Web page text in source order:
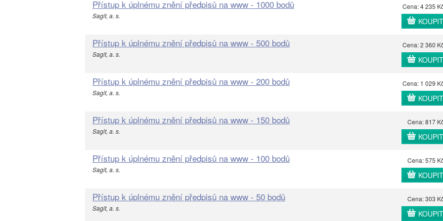
Přístup k úplnému znění předpisů na www - 1000 bodů
Sagit, a. s.
Cena: 4 235
KOUPIT
Přístup k úplnému znění předpisů na www - 500 bodů
Sagit, a. s.
Cena: 2 360
KOUPIT
Přístup k úplnému znění předpisů na www - 200 bodů
Sagit, a. s.
Cena: 1 029
KOUPIT
Přístup k úplnému znění předpisů na www - 150 bodů
Sagit, a. s.
Cena: 817
KOUPIT
Přístup k úplnému znění předpisů na www - 100 bodů
Sagit, a. s.
Cena: 575
KOUPIT
Přístup k úplnému znění předpisů na www - 50 bodů
Sagit, a. s.
Cena: 303
KOUPIT